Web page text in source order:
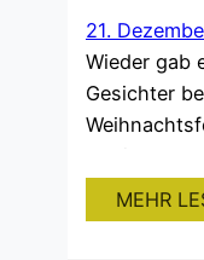
21.
Wieder gab
Gesichter
mittlerweile
der
MEHR